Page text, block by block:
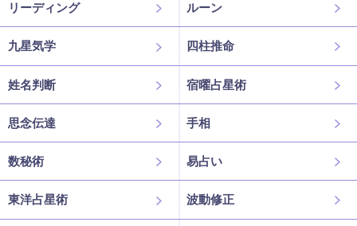
リーディング ルーン
九星気学 四柱推命
姓名判断 宿曜占星術
思念伝達 手相
数秘術 易占い
東洋占星術 波動修正